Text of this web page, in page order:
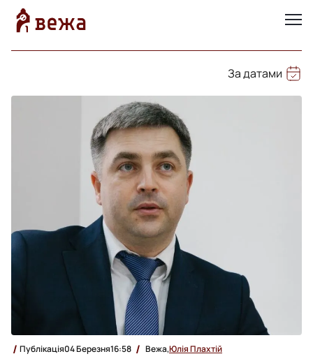
За датами
Публікація04 Березня16:58 Вежа,Юлія Плахтій